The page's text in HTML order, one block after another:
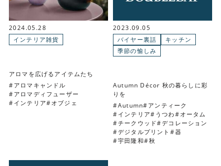
2024.05.28
インテリア雑貨
アロマを広げるアイテムたち
アロマキャンドル
アロマディフューザー
インテリア
オブジェ
2023.09.05
バイヤー裏話
キッチン
季節の愉しみ
Autumn Décor 秋の暮らしに彩
りを
Autumn
アンティーク
インテリア
うつわ
オータム
チークウッド デコレーション
デジタルプリント
器
宇田隆和
秋